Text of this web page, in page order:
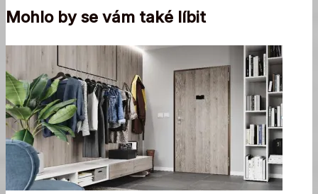
Mohlo by se vám také líbit